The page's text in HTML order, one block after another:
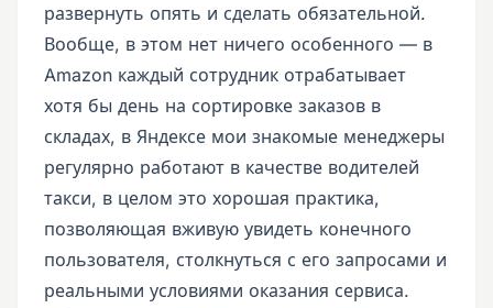
развернуть опять и сделать обязательной.
Вообще, в этом нет ничего особенного — в
Amazon каждый сотрудник отрабатывает
хотя бы день на сортировке заказов в
складах, в Яндексе мои знакомые менеджеры
регулярно работают в качестве водителей
такси, в целом это хорошая практика,
позволяющая вживую увидеть конечного
пользователя, столкнуться с его запросами и
реальными условиями оказания сервиса.